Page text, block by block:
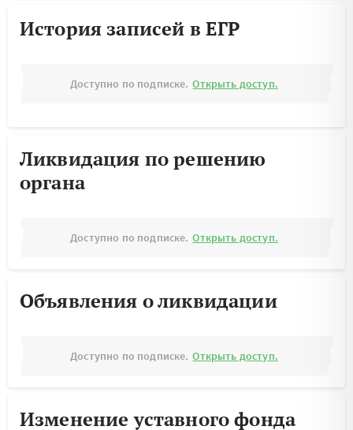
История записей в ЕГР
Доступно по подписке. Открыть доступ.
Ликвидация по решению
органа
Доступно по подписке. Открыть доступ.
Объявления о ликвидации
Доступно по подписке. Открыть доступ.
Изменение уставного фонда